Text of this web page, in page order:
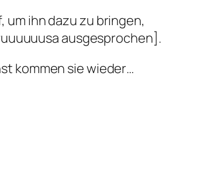
ihn dazu zu bringen,
ausgesprochen].
kommen sie wieder…